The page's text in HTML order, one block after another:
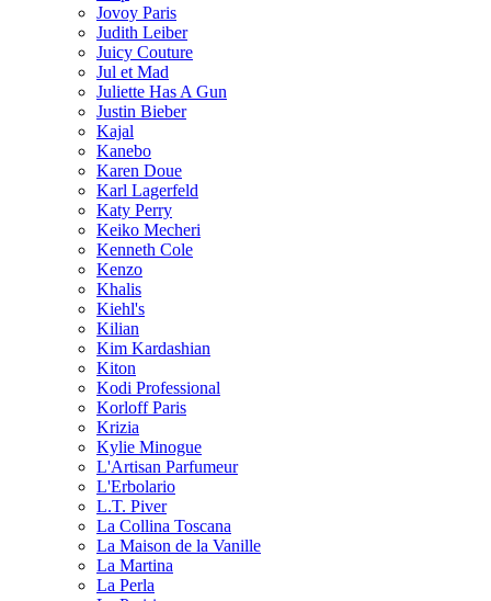
Jovoy Paris
Judith Leiber
Juicy Couture
Jul et Mad
Juliette Has A Gun
Justin Bieber
Kajal
Kanebo
Karen Doue
Karl Lagerfeld
Katy Perry
Keiko Mecheri
Kenneth Cole
Kenzo
Khalis
Kiehl's
Kilian
Kim Kardashian
Kiton
Kodi Professional
Korloff Paris
Krizia
Kylie Minogue
L'Artisan Parfumeur
L'Erbolario
L.T. Piver
La Collina Toscana
La Maison de la Vanille
La Martina
La Perla